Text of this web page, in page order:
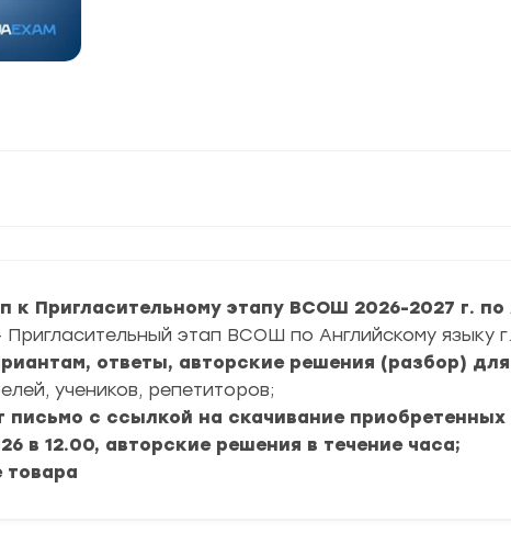
к Пригласительному этапу ВСОШ 2026-2027 г.
Пригласительный этап ВСОШ по Английскому языку
ответы, авторские решения (разбор)
учеников, репетиторов;
письмо с ссылкой на скачивание приобретенных
в 12.00, авторские решения в течение часа;
товара